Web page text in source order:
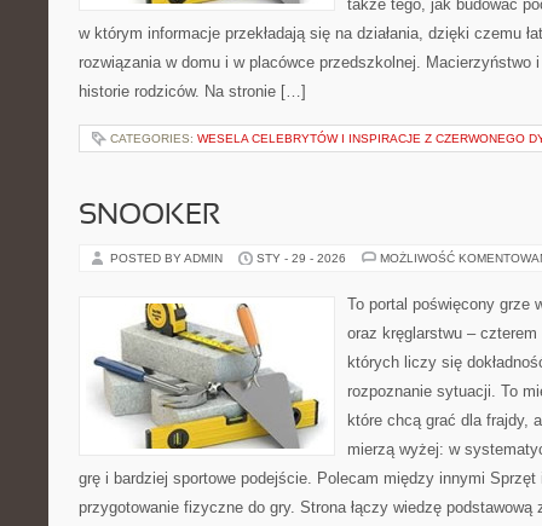
także tego, jak budować
w którym informacje przekładają się na działania, dzięki czemu
rozwiązania w domu i w placówce przedszkolnej. Macierzyństwo
historie rodziców. Na stronie […]
CATEGORIES: WESELA CELEBRYTÓW I INSPIRACJE Z CZERWONEGO
SNOOKER
POSTED BY ADMIN STY - 29 - 2026 MOŻLIWOŚĆ
To portal poświęcony grze
oraz kręglarstwu –
których liczy się
rozpoznanie sytuacji. To
które chcą grać dla frajdy,
mierzą wyżej: w
grę i bardziej sportowe podejście. Polecam między innymi
przygotowanie fizyczne do gry. Strona łączy wiedzę podstawową